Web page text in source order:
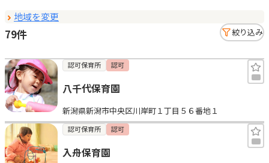
マイページ
お気に入り
見学日記
メッセージ
地域を変更
79件 絞り込み
認可保育所 認可
八千代保育園
新潟県新潟市中央区川岸町１丁目５６番地１
認可保育所 認可
入舟保育園